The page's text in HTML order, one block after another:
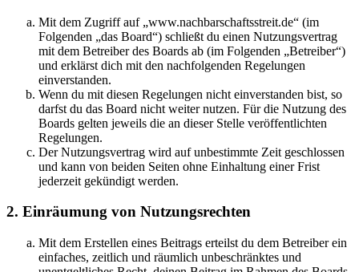
Mit dem Zugriff auf „www.nachbarschaftsstreit.de“ (im
Folgenden „das Board“) schließt du einen Nutzungsvertrag
mit dem Betreiber des Boards ab (im Folgenden „Betreiber“)
und erklärst dich mit den nachfolgenden Regelungen
einverstanden.
Wenn du mit diesen Regelungen nicht einverstanden bist, so
darfst du das Board nicht weiter nutzen. Für die Nutzung des
Boards gelten jeweils die an dieser Stelle veröffentlichten
Regelungen.
Der Nutzungsvertrag wird auf unbestimmte Zeit geschlossen
und kann von beiden Seiten ohne Einhaltung einer Frist
jederzeit gekündigt werden.
2. Einräumung von Nutzungsrechten
Mit dem Erstellen eines Beitrags erteilst du dem Betreiber ein
einfaches, zeitlich und räumlich unbeschränktes und